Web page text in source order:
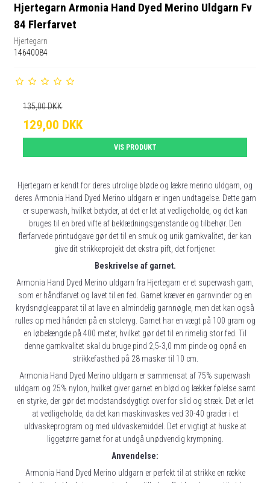
Hjertegarn Armonia Hand Dyed Merino Uldgarn Fv
84 Flerfarvet
Hjertegarn
14640084
135,00 DKK
129,00 DKK
VIS PRODUKT
Hjertegarn er kendt for deres utrolige bløde og lækre merino uldgarn, og
deres Armonia Hand Dyed Merino uldgarn er ingen undtagelse. Dette garn
er superwash, hvilket betyder, at det er let at vedligeholde, og det kan
bruges til en bred vifte af beklædningsgenstande og tilbehør. Den
flerfarvede printudgave gør det til en smuk og unik garnkvalitet, der kan
give dit strikkeprojekt det ekstra pift, det fortjener.
Beskrivelse af garnet.
Armonia Hand Dyed Merino uldgarn fra Hjertegarn er et superwash garn,
som er håndfarvet og lavet til en fed. Garnet kræver en garnvinder og en
krydsnøgleapparat til at lave en almindelig garnnøgle, men det kan også
rulles op med hånden på en stoleryg. Garnet har en vægt på 100 gram og
en løbelængde på 400 meter, hvilket gør det til en rimelig stor fed. Til
denne garnkvalitet skal du bruge pind 2,5-3,0 mm pinde og opnå en
strikkefasthed på 28 masker til 10 cm.
Armonia Hand Dyed Merino uldgarn er sammensat af 75% superwash
uldgarn og 25% nylon, hvilket giver garnet en blød og lækker følelse samt
en styrke, der gør det modstandsdygtigt over for slid og stræk. Det er let
at vedligeholde, da det kan maskinvaskes ved 30-40 grader i et
uldvaskeprogram og med uldvaskemiddel. Det er vigtigt at huske at
liggetørre garnet for at undgå unødvendig krympning.
Anvendelse:
Armonia Hand Dyed Merino uldgarn er perfekt til at strikke en række